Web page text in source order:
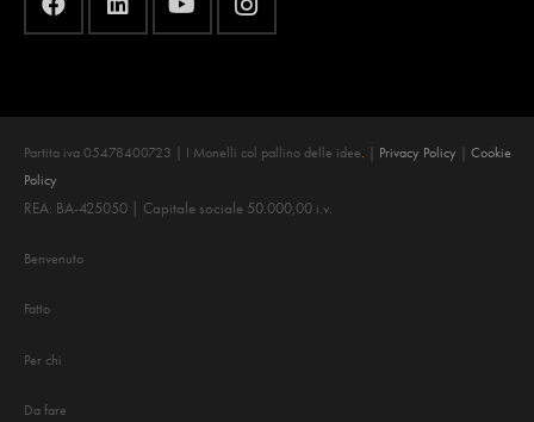
Partita iva 05478400723 | I Monelli col pallino delle idee. Privacy Policy
Cookie
Policy
REA: BA-425050 | Capitale sociale 50.000,00 i.v.
Benvenuto
Fatto
Per chi
Da fare